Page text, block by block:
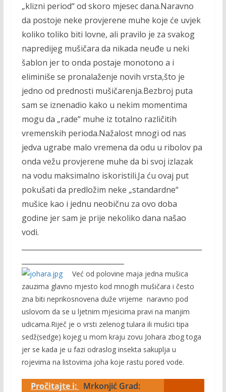
„klizni period“ od skoro mjesec dana.Naravno
da postoje neke provjerene muhe koje će uvjek
koliko toliko biti lovne, ali pravilo je za svakog
napredijeg mušičara da nikada neuđe u neki
šablon jer to onda postaje monotono a i
eliminiše se pronalaženje novih vrsta,što je
jedno od prednosti mušičarenja.Bezbroj puta
sam se iznenadio kako u nekim momentima
mogu da „rade“ muhe iz totalno različitih
vremenskih perioda.Nažalost mnogi od nas
jedva ugrabe malo vremena da odu u ribolov pa
onda vežu provjerene muhe da bi svoj izlazak
na vodu maksimalno iskoristili.Ja ću ovaj put
pokušati da predložim neke „standardne“
mušice kao i jednu neobičnu za ovo doba
godine jer sam je prije nekoliko dana našao
vodi.
Već od polovine maja jedna mušica
zauzima glavno mjesto kod mnogih mušičara i često
zna biti neprikosnovena duže vrijeme naravno pod
uslovom da se u ljetnim mjesicima pravi na manjim
udicama.Riječ je o vrsti zelenog tulara ili mušici tipa
sedž(sedge) kojeg u mom kraju zovu Johara zbog toga
jer se kada je u fazi odraslog insekta sakuplja u
rojevima na listovima joha koje rastu pored vode.
Pročitajte i:
Mrkonjić Grad: